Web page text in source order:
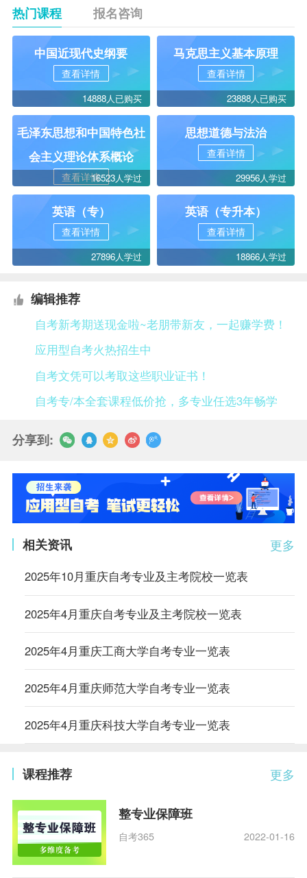
热门课程 报名咨询
中国近现代史纲要
查看详情
14888人已购买
马克思主义基本原理
查看详情
23888人已购买
毛泽东思想和中国特色社
会主义理论体系概论
查看详情16523人学过
思想道德与法治
查看详情
29956人学过
英语（专）
查看详情
27896人学过
英语（专升本）
查看详情
18866人学过
编辑推荐
自考新考期送现金啦~老朋带新友，一起赚学费！
应用型自考火热招生中
自考文凭可以考取这些职业证书！
自考专/本全套课程低价抢，多专业任选3年畅学
分享到:
更多
相关资讯
2025年10月重庆自考专业及主考院校一览表
2025年4月重庆自考专业及主考院校一览表
2025年4月重庆工商大学自考专业一览表
2025年4月重庆师范大学自考专业一览表
2025年4月重庆科技大学自考专业一览表
更多
课程推荐
整专业保障班
自考365 2022-01-16